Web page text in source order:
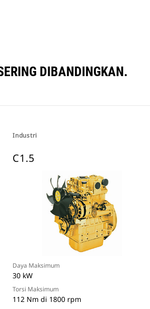
DIBANDINGKAN.
Industri
C1.5
Daya Maksimum
30 kW
Torsi Maksimum
112 Nm di 1800 rpm